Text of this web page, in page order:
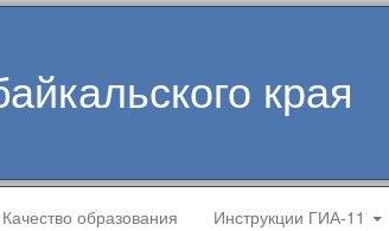
края
Качество образования Инструкции ГИА-11